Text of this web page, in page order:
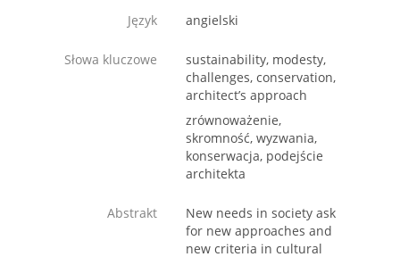
Język angielski
Słowa kluczowe
sustainability, modesty,
challenges, conservation,
architect’s approach
zrównoważenie,
skromność, wyzwania,
konserwacja, podejście
architekta
Abstrakt
New needs in society ask
for new approaches and
new criteria in cultural